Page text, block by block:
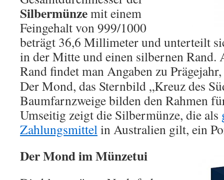
Silbermünzemit einem
Feingehalt von 999/1000
beträgt 36,6 Millimeter und unterteilt
in der Mitte und einen silbernen Rand.
Rand findet man Angaben zu
Der Mond, das Sternbild „Kreuz des
Baumfarnzweige bilden den Rahmen
Umseitig zeigt die Silbermünze, die als
Zahlungsmittelin Australien gilt, ein
Der Mond im Münzetui